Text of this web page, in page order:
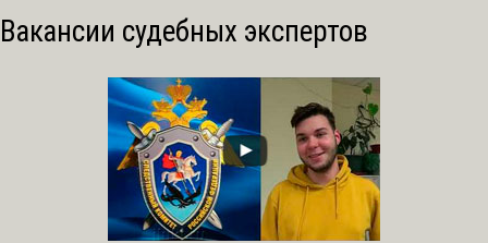
Вакансии судебных экспертов